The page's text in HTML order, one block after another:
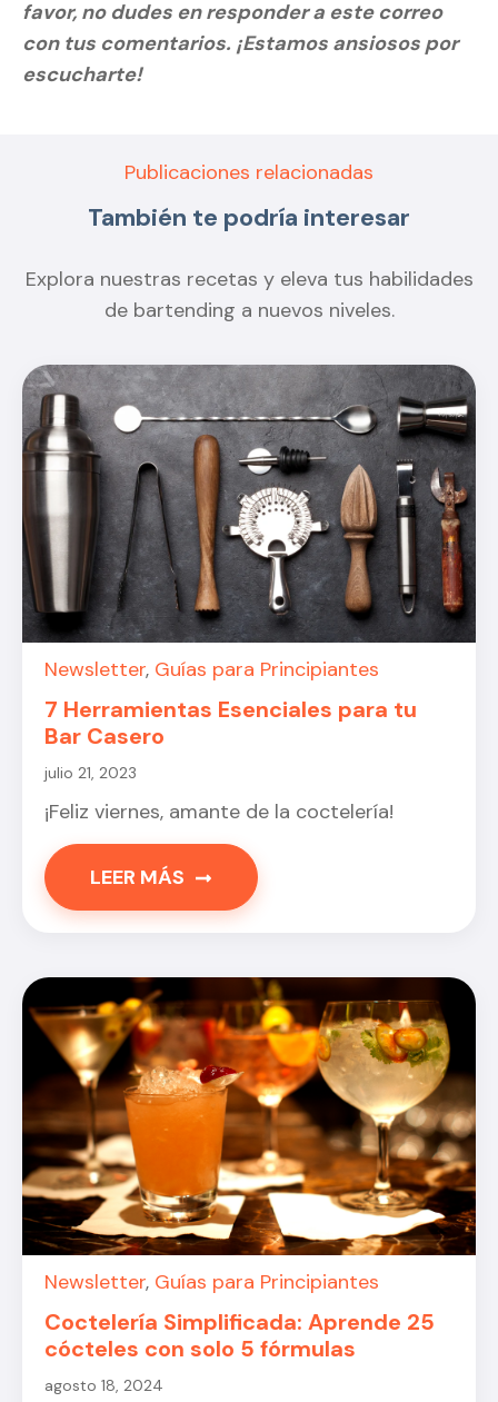
favor, no dudes en responder a este correo
con tus comentarios. ¡Estamos ansiosos por
escucharte!
Publicaciones relacionadas
También te podría interesar
Explora nuestras recetas y eleva tus habilidades
de bartending a nuevos niveles.
Newsletter, Guías para Principiantes
7 Herramientas Esenciales para tu
Bar Casero
julio 21, 2023
¡Feliz viernes, amante de la coctelería!
LEER MÁS
Newsletter, Guías para Principiantes
Coctelería Simplificada: Aprende 25
cócteles con solo 5 fórmulas
agosto 18, 2024